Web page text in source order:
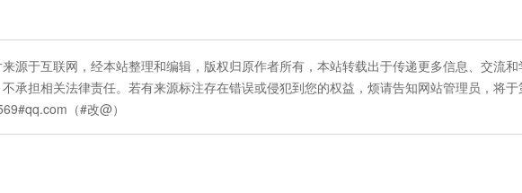
源于互联网，经本站整理和编辑，版权归原作者所有，本站转载出于传递更多信息、交流
承担相关法律责任。若有来源标注存在错误或侵犯到您的权益，烦请告知网站管理员，将
（#改@）